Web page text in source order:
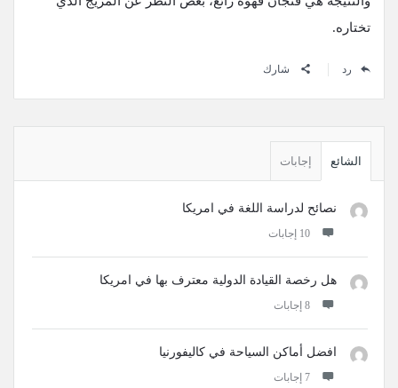
تختاره.
رد شارك
الجانبيةالشائع إجابات
نصائح لدراسة اللغة في امريكا
‫10 إجابات
هل رخصة القيادة الدولية معترف بها في امريكا
‫8 إجابات
افضل أماكن السياحة في كاليفورنيا
‫7 إجابات